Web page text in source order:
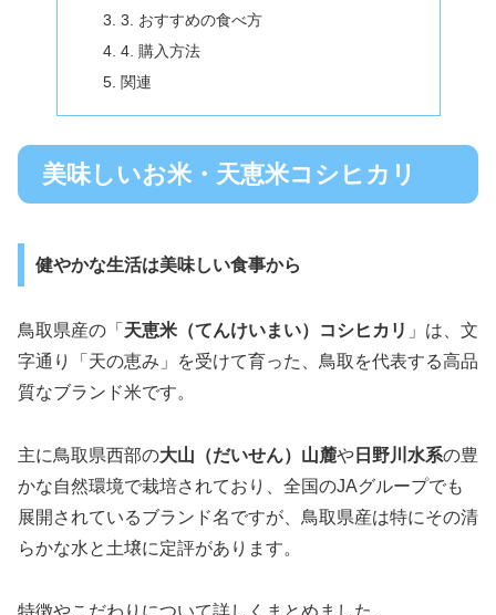
3. おすすめの食べ方
4. 購入方法
関連
美味しいお米・天恵米コシヒカリ
健やかな生活は美味しい食事から
鳥取県産の「 天恵米（てんけいまい）コシヒカリ 」は、文
字通り「天の恵み」を受けて育った、鳥取を代表する高品
質なブランド米です。
主に鳥取県西部の大山（だいせん）山麓や 日野川水系の豊
かな自然環境で栽培されており、全国のJAグループでも
展開されているブランド名ですが、鳥取県産は特にその清
らかな水と土壌に定評があります。
特徴やこだわりについて詳しくまとめました。